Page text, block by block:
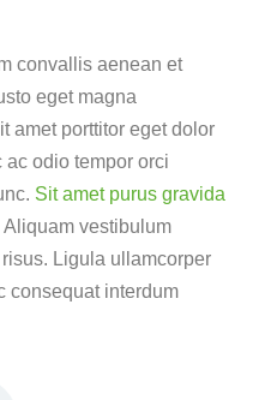
convallis aenean et
eget magna
amet porttitor eget dolor
ac odio tempor orci
Sit amet purus gravida
Aliquam vestibulum
Ligula ullamcorper
consequat interdum